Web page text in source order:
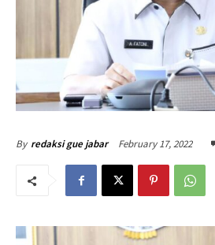
By redaksi gue jabar February 17, 2022